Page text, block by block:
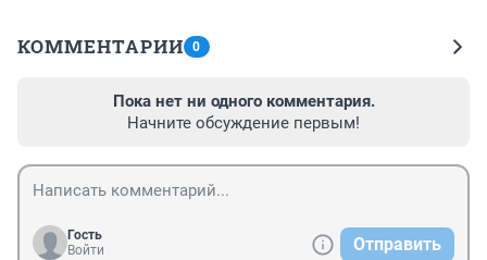
КОММЕНТАРИИ 0
Пока нет ни одного комментария.
Начните обсуждение первым!
Гость
Войти
Отправить